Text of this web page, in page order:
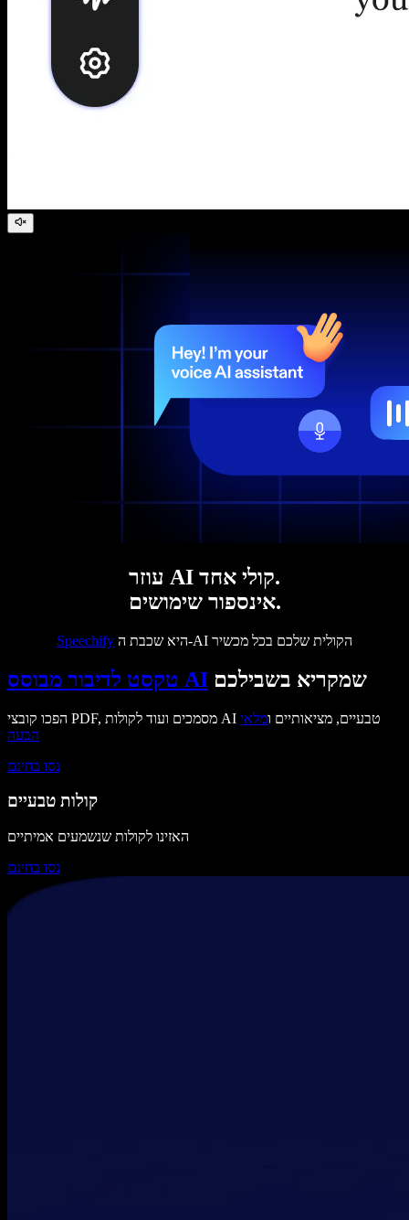
עוזר AI קולי אחד.
אינספור שימושים.
Speechify היא שכבת ה-AI הקולית שלכם בכל מכשיר
טקסט לדיבור מבוסס AI שמקריא בשבילכם
הפכו קובצי PDF, מסמכים ועוד לקולות AI טבעיים, מציאותיים ומלאי
הבעה
נסו בחינם
קולות טבעיים
האזינו לקולות שנשמעים אמיתיים
נסו בחינם